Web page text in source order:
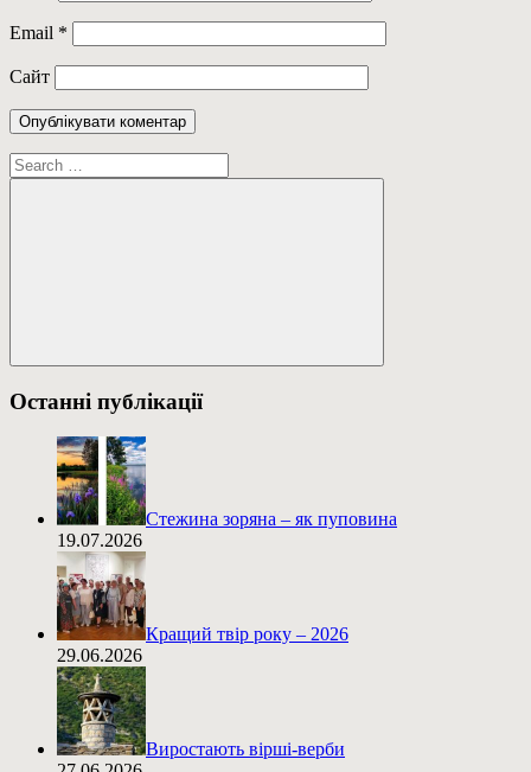
Email *
Сайт
Пошук:
Пошук
Останні публікації
Стежина зоряна – як пуповина
19.07.2026
Кращий твір року – 2026
29.06.2026
Виростають вірші-верби